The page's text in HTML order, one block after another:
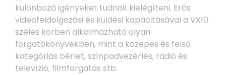
különböző igényeket tudnak kielégíteni. Erős
videofeldolgozási és küldési kapacitásával a VX10
széles körben alkalmazható olyan
forgatókönyvekben, mint a közepes és felső
kategóriás bérlet, színpadvezérlés, rádió és
televízió, filmforgatás stb.